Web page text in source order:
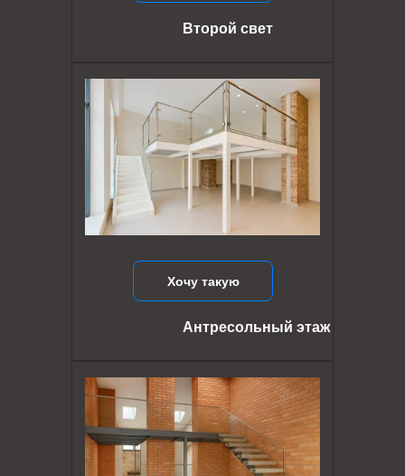
Хочу такую
Антресольный этаж
Второй свет